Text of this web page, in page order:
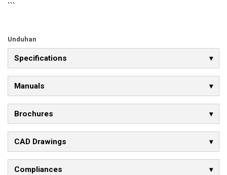
```
Unduhan
Specifications
Manuals
Brochures
CAD Drawings
Compliances